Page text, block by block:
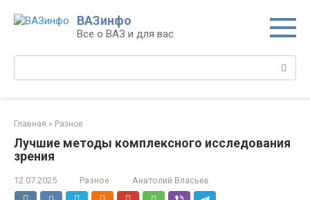
ВАЗинфо
Все о ВАЗ и для вас
Поиск:
Главная » Разное
Лучшие методы комплексного исследования
зрения
12.07.2025 Разное Анатолий Власьев